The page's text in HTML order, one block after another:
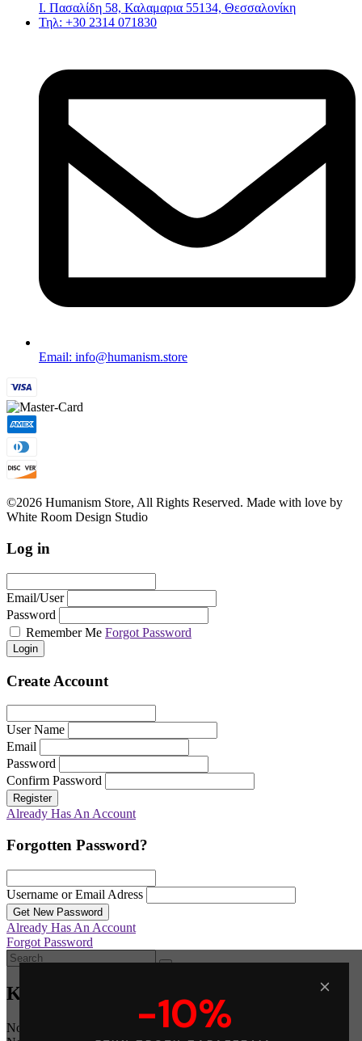
Ι. Πασαλίδη 58, Καλαμαρια 55134, Θεσσαλονίκη
Τηλ: +30 2314 071830
Email: info@humanism.store
©2026 Humanism Store, All Rights Reserved. Made with love by
White Room Design Studio
Log in
Email/User
Password
Remember Me Forgot Password
Login
Create Account
User Name
Email
Password
Confirm Password
Register
Already Has An Account
Forgotten Password?
Username or Email Adress
Get New Password
Already Has An Account
Forgot Password
-10%
Καλάθι
No products in the cart.